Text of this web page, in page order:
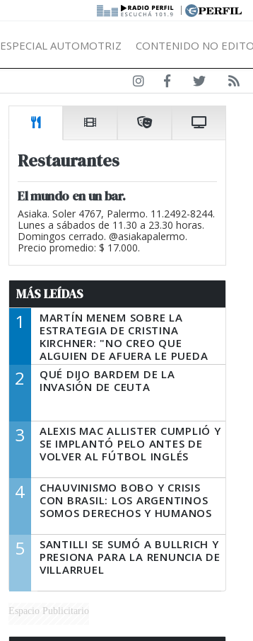
|
ESPECIAL AUTOMOTRIZ CONTENIDO NO
Restaurantes
El mundo en un bar.
Asiaka. Soler 4767, Palermo. 11.2492-8244.
Lunes a sábados de 11.30 a 23.30 horas.
Domingos cerrado. @asiakapalermo.
Precio promedio: $ 17.000.
MÁS LEÍDAS
1
MARTÍN MENEM SOBRE LA
ESTRATEGIA DE CRISTINA
KIRCHNER: "NO CREO QUE
ALGUIEN DE AFUERA LE PUEDA
DECIR A LA JUSTICIA LO QUE
TIENE QUE HACER"
2
QUÉ DIJO BARDEM DE LA
INVASIÓN DE CEUTA
3
ALEXIS MAC ALLISTER CUMPLIÓ Y
SE IMPLANTÓ PELO ANTES DE
VOLVER AL FÚTBOL INGLÉS
4
CHAUVINISMO BOBO Y CRISIS
CON BRASIL: LOS ARGENTINOS
SOMOS DERECHOS Y HUMANOS
5
SANTILLI SE SUMÓ A BULLRICH Y
PRESIONA PARA LA RENUNCIA DE
VILLARRUEL
Espacio Publicitario